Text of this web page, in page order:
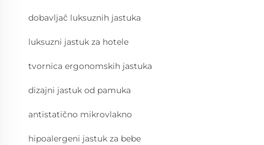
dobavljač luksuznih jastuka
luksuzni jastuk za hotele
tvornica ergonomskih jastuka
dizajni jastuk od pamuka
antistatično mikrovlakno
hipoalergeni jastuk za bebe